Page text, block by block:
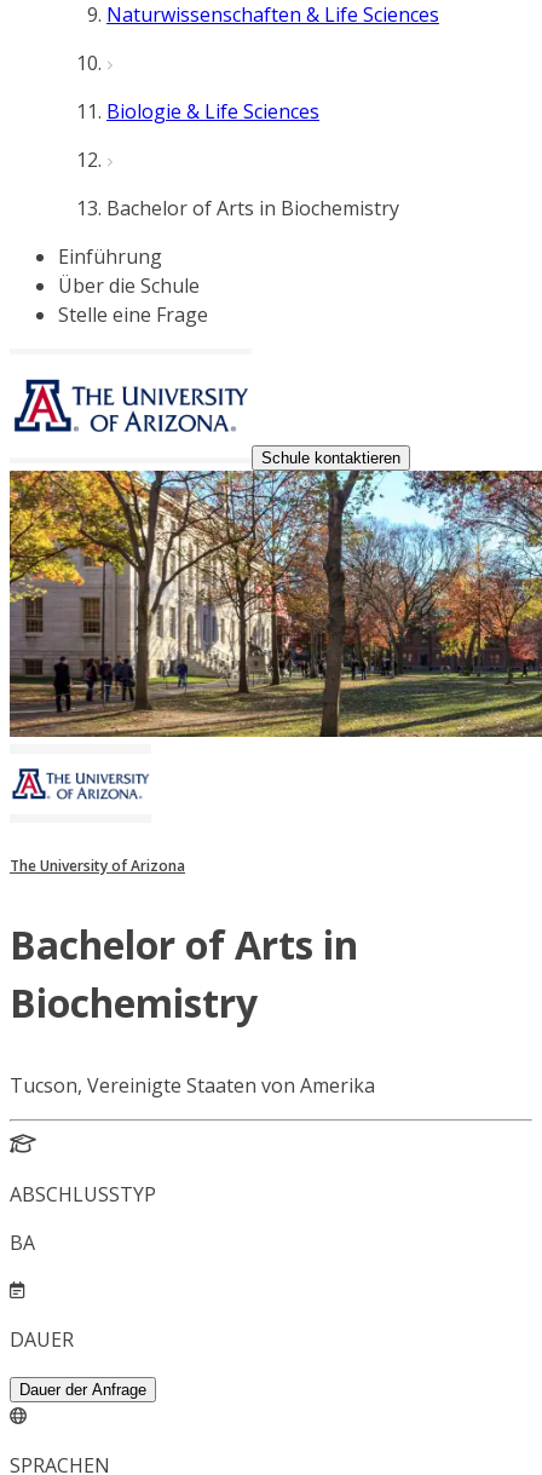
Naturwissenschaften & Life Sciences
Biologie & Life Sciences
Bachelor of Arts in Biochemistry
Einführung
Über die Schule
Stelle eine Frage
Schule kontaktieren
The University of Arizona
Bachelor of Arts in
Biochemistry
Tucson, Vereinigte Staaten von Amerika
ABSCHLUSSTYP
BA
DAUER
Dauer der Anfrage
SPRACHEN